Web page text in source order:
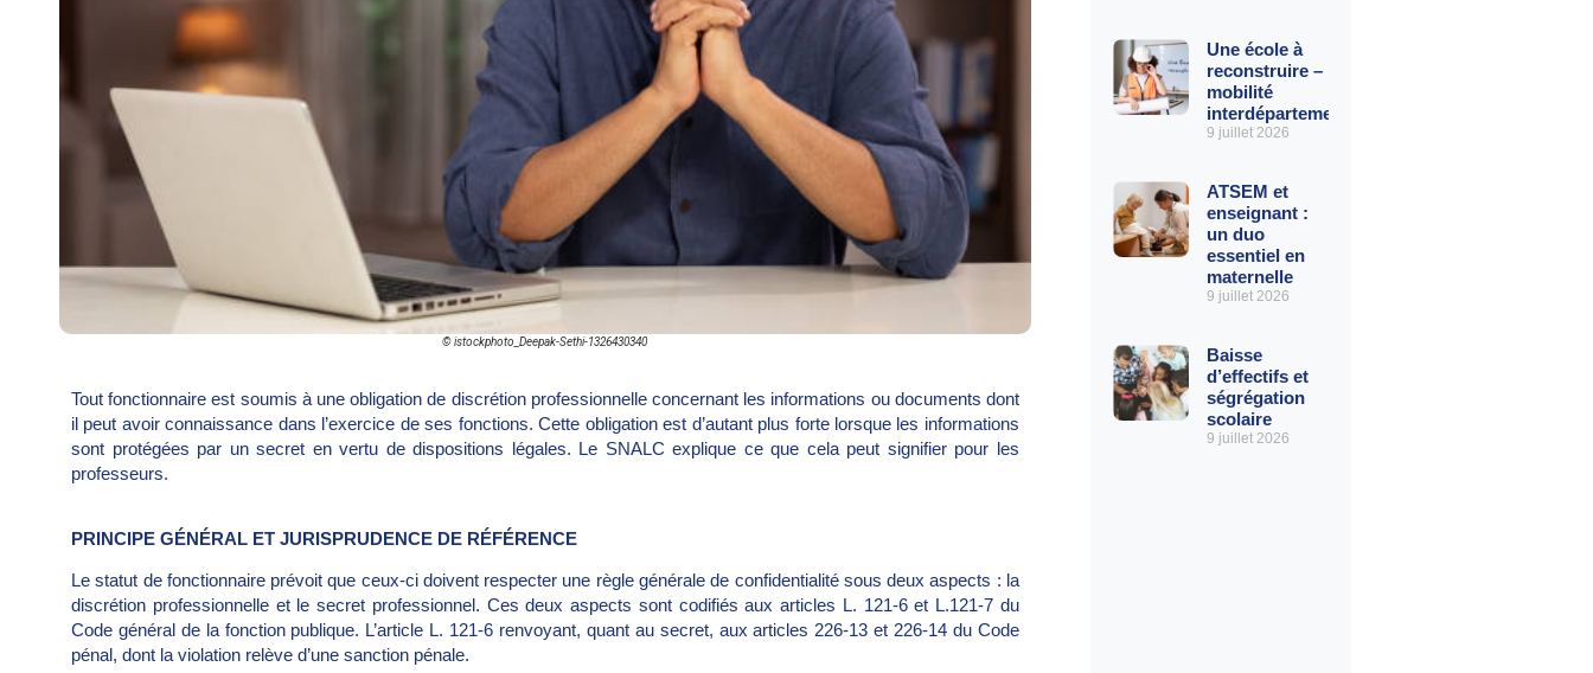
© istockphoto_Deepak-Sethi-1326430340
Tout fonctionnaire est soumis à une obligation de discrétion professionnelle concernant les informations ou documents dont
il peut avoir connaissance dans l’exercice de ses fonctions. Cette obligation est d’autant plus forte lorsque les informations
sont protégées par un secret en vertu de dispositions légales. Le SNALC explique ce que cela peut signifier pour les
professeurs.
PRINCIPE GÉNÉRAL ET JURISPRUDENCE DE RÉFÉRENCE
Le statut de fonctionnaire prévoit que ceux-ci doivent respecter une règle générale de confidentialité sous deux aspects : la
discrétion professionnelle et le secret professionnel. Ces deux aspects sont codifiés aux articles L. 121-6 et L.121-7 du
Code général de la fonction publique. L’article L. 121-6 renvoyant, quant au secret, aux articles 226-13 et 226-14 du Code
pénal, dont la violation relève d’une sanction pénale.
Une école à
reconstruire – La
mobilité
interdépartementale
9 juillet 2026
ATSEM et
enseignant :
un duo
essentiel en
maternelle
9 juillet 2026
Baisse
d’effectifs et
ségrégation
scolaire
9 juillet 2026